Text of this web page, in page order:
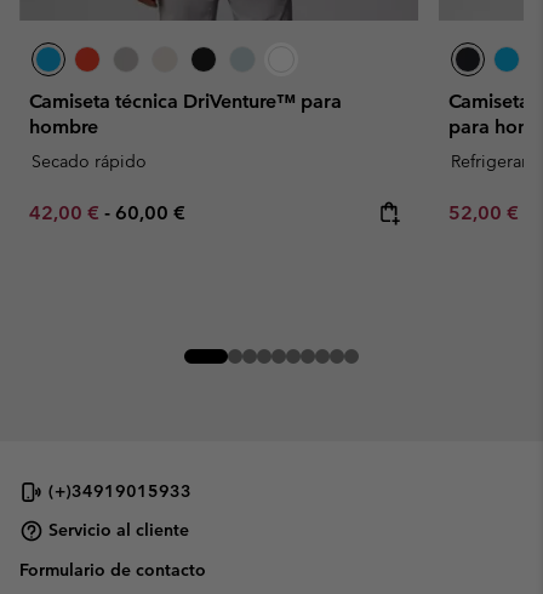
Camiseta técnica DriVenture™ para
hombre
Secado rápido
Minimum sale price:
42,00 € - Maximum price:
60,00 €
Camiseta
para
Minimum
52,00 €
(+)34919015933
Servicio al cliente
Formulario de contacto